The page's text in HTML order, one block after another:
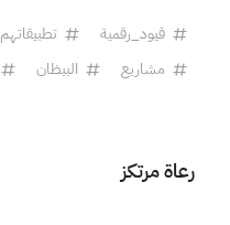
قيود_رقمية تطبيقاتهم
مشاريع
البيظان
رعاة مرتكز